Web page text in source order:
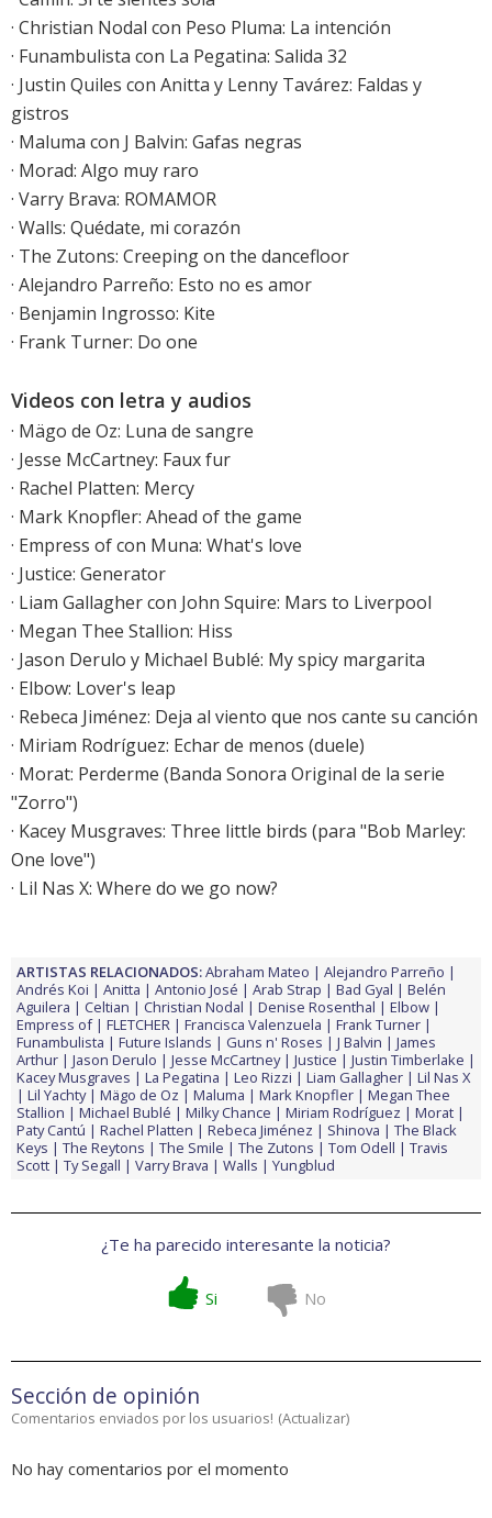
· Christian Nodal con Peso Pluma: La intención
· Funambulista con La Pegatina: Salida 32
· Justin Quiles con Anitta y Lenny Tavárez: Faldas y
gistros
· Maluma con J Balvin: Gafas negras
· Morad: Algo muy raro
· Varry Brava: ROMAMOR
· Walls: Quédate, mi corazón
· The Zutons: Creeping on the dancefloor
· Alejandro Parreño: Esto no es amor
· Benjamin Ingrosso: Kite
· Frank Turner: Do one
Videos con letra y audios
· Mägo de Oz: Luna de sangre
· Jesse McCartney: Faux fur
· Rachel Platten: Mercy
· Mark Knopfler: Ahead of the game
· Empress of con Muna: What's love
· Justice: Generator
· Liam Gallagher con John Squire: Mars to Liverpool
· Megan Thee Stallion: Hiss
· Jason Derulo y Michael Bublé: My spicy margarita
· Elbow: Lover's leap
· Rebeca Jiménez: Deja al viento que nos cante su canción
· Miriam Rodríguez: Echar de menos (duele)
· Morat: Perderme (Banda Sonora Original de la serie
"Zorro")
· Kacey Musgraves: Three little birds (para "Bob Marley:
One love")
· Lil Nas X: Where do we go now?
ARTISTAS RELACIONADOS:Abraham Mateo
Alejandro Parreño
Andrés Koi
Anitta Antonio José Arab Strap Bad Gyal
Belén
Aguilera
Celtian Christian Nodal Denise Rosenthal
Elbow
Empress of
FLETCHER Francisca Valenzuela
Frank Turner
Funambulista
Future Islands Guns n' Roses J Balvin
James
Arthur
Jason Derulo Jesse McCartney Justice
Justin Timberlake
Kacey Musgraves
La Pegatina Leo Rizzi Liam Gallagher
Lil Nas X
Lil Yachty
Mägo de Oz Maluma Mark Knopfler
Megan Thee
Stallion
Michael Bublé Milky Chance Miriam Rodríguez
Morat
Paty Cantú
Rachel Platten Rebeca Jiménez Shinova
The Black
Keys
The Reytons The Smile The Zutons Tom Odell
Travis
Scott
Ty Segall Varry Brava Walls Yungblud
¿Te ha parecido interesante la noticia?
Si No
Sección de opinión
Comentarios enviados por los usuarios! (Actualizar)
No hay comentarios por el momento